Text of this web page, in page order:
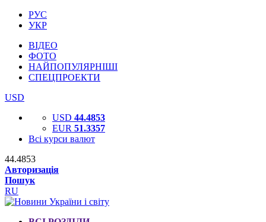
РУС
УКР
ВІДЕО
ФОТО
НАЙПОПУЛЯРНІШІ
СПЕЦПРОЕКТИ
USD
USD 44.4853
EUR 51.3357
Всі курси валют
44.4853
Авторизація
Пошук
RU